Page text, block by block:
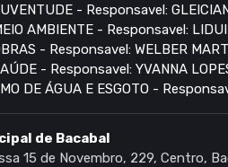
- Responsavel:
AMBIENTE - Responsavel:
- Responsavel: WELBER
- Responsavel: YVANNA
DE ÁGUA E ESGOTO -
de Bacabal
15 de Novembro, 229, Centro,